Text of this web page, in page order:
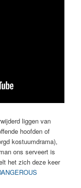
liggen van
hoofden of
kostuumdrama),
ons serveert is
het zich deze keer